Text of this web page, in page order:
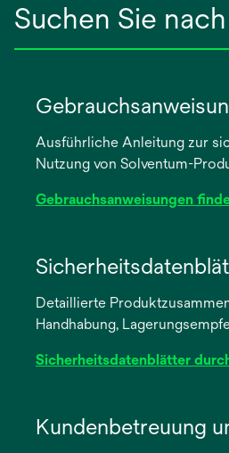
Suchen Sie
Ausführliche Anleitung zur
Nutzung von Solventum-
Gebrauchsanweisungen
neuen
Registerkarte
Detaillierte
Handhabung,
Sicherheitsdatenblätter
Kundenbetreuung